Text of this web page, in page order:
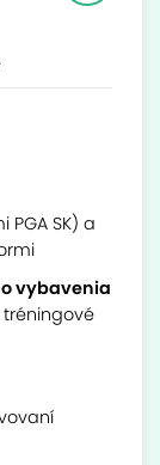
PGA SK) a
vybavenia